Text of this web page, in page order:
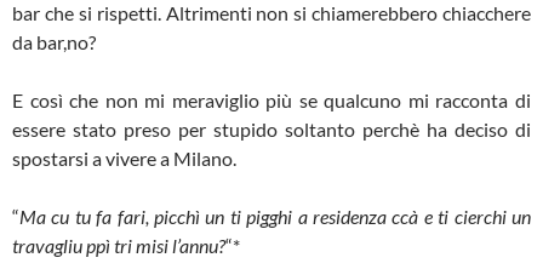
bar che si rispetti. Altrimenti non si chiamerebbero chiacchere
da bar,no?
E così che non mi meraviglio più se qualcuno mi racconta di
essere stato preso per stupido soltanto perchè ha deciso di
spostarsi a vivere a Milano.
“Ma cu tu fa fari, picchì un ti pigghi a residenza ccà e ti cierchi un
travagliu ppì tri misi l’annu?“*